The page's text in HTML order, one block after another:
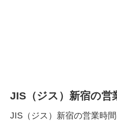
JIS（ジス）新宿の営
JIS（ジス）新宿の営業時間